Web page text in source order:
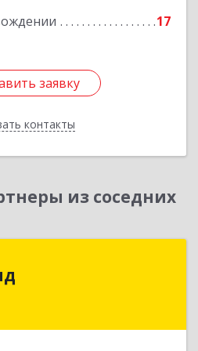
17
заявку
контакты
Подробнее
заявку
Назад
из соседних
пер, дом № 15,